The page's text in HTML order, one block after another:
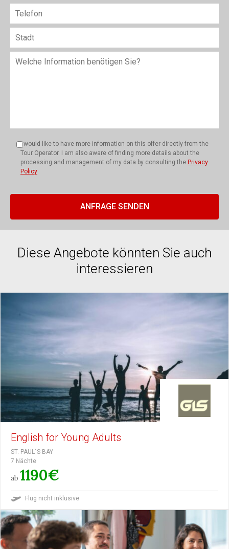
I would like to have more information on this offer directly from the
Tour Operator. I am also aware of finding more details about the
processing and management of my data by consulting the Privacy
Policy
Diese Angebote könnten Sie auch
interessieren
English for Young Adults
ST. PAUL´S BAY
7 Nächte
ab 1190€
Flug nicht inklusive